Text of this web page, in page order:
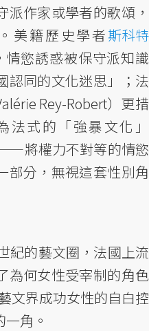
作家或學者的歌頌，
美籍歷史學者斯科特
情慾誘惑被保守派知識
認同的文化迷思」；法
Rey-Robert）更措
式的「強暴文化」
——將權力不對等的情慾
部分，無視這套性別角
紀的藝文圈，法國上流
為何女性受宰制的角色
文界成功女性的自白控
角。